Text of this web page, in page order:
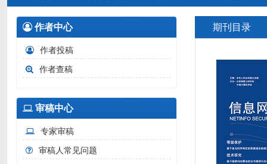
期刊目录
作者中心
作者投稿
作者查稿
审稿中心
专家审稿
审稿人常见问题